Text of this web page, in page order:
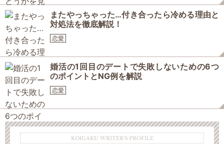
またやっちゃった…付き合ったら冷める理由と
対処法を徹底解説！
恋愛
婚活の1回目のデートで失敗しないための6つ
のポイントとNG例を解説
恋愛
KOIGAKU WRITER'S PROFILE